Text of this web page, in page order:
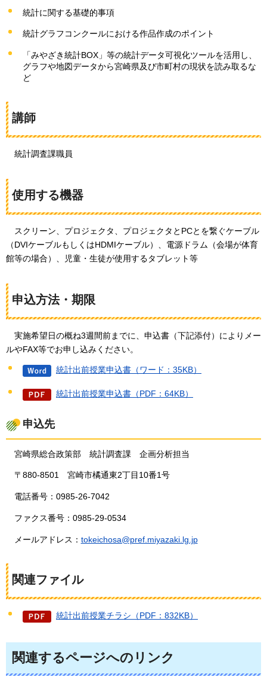
統計に関する基礎的事項
統計グラフコンクールにおける作品作成のポイント
「みやざき統計BOX」等の統計データ可視化ツールを活用し、
グラフや地図データから宮崎県及び市町村の現状を読み取るな
ど
講師
統計調査課職員
使用する機器
スクリーン、プロジェクタ、プロジェクタとPCとを繋ぐケーブル
（DVIケーブルもしくはHDMIケーブル）、電源ドラム（会場が体育
館等の場合）、児童・生徒が使用するタブレット等
申込方法・期限
実施希望日の概ね3週間前までに、申込書（下記添付）によりメー
ルやFAX等でお申し込みください。
統計出前授業申込書（ワード：35KB）
統計出前授業申込書（PDF：64KB）
申込先
宮崎県総合政策部 統計調査課 企画分析担当
〒880-8501 宮崎市橘通東2丁目10番1号
電話番号：0985-26-7042
ファクス番号：0985-29-0534
メールアドレス： tokeichosa@pref.miyazaki.lg.jp
関連ファイル
統計出前授業チラシ（PDF：832KB）
関連するページへのリンク